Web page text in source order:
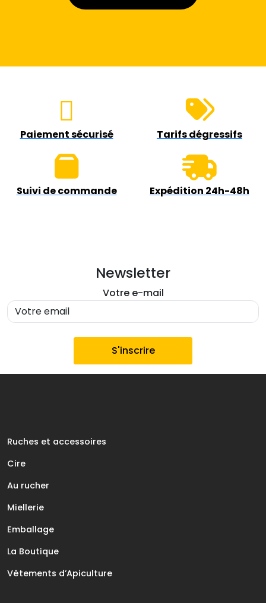
Paiement sécurisé Tarifs dégressifs
Suivi de commande Expédition 24h-48h
Newsletter
Votre e-mail
Ruches et accessoires
Cire
Au rucher
Miellerie
Emballage
La Boutique
Vêtements d’Apiculture